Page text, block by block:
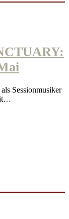
Sessionmusiker